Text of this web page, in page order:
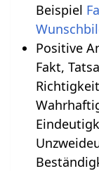
Beispiel
Positive
Fakt,